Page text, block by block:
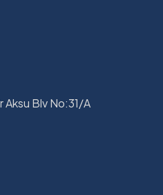
Aksu Blv No:31/A